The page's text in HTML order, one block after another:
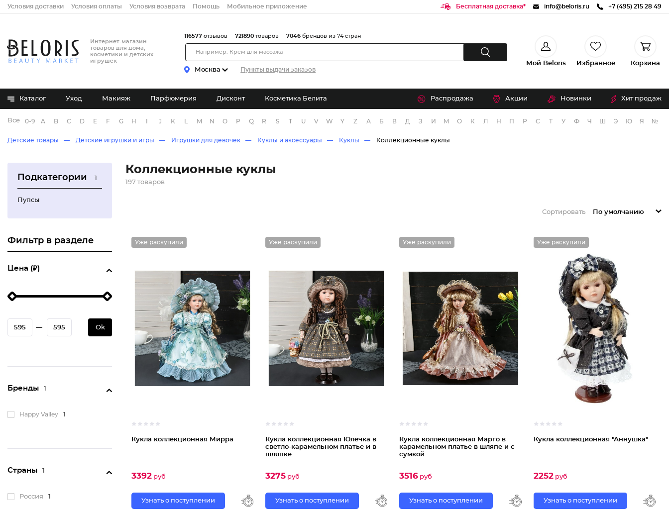
Условия доставки Условия оплаты Условия возврата Помощь Мобильное приложение Бесплатная доставка* info@beloris.ru +7 (495) 215 28 49
Интернет-магазин
товаров для дома,
косметики и детских
игрушек
Москва Пункты выдачи заказов
116577 отзывов 721890 товаров 7046 брендов из 74 стран
Мой Beloris Избранное Корзина
Каталог Уход Макияж Парфюмерия Дисконт Косметика Белита Распродажа Акции Новинки Хит продаж
Все бренды
0-9 A B C D E F G H J K M N O P Q R S T U V W Y Z А Б В Д З И М О К Л Н П Р С Т У Ф Ч Э Ю Я №
Детские товары Детские игрушки и игры Игрушки для девочек Куклы и аксессуары Куклы Коллекционные куклы
Подкатегории 1
Пупсы
Фильтр в разделе
Цена (₽)
— Ok
Бренды 1
Happy Valley 1
Страны 1
Россия 1
Коллекционные куклы
197 товаров
Сортировать По умолчанию
Уже раскупили
Кукла коллекционная Мирра
3392руб
Узнать о поступлении
Уже раскупили
Кукла коллекционная Юлечка в
светло-карамельном платье и в
шляпке
3275руб
Узнать о поступлении
Уже раскупили
Кукла коллекционная Марго в
карамельном платье в шляпе и с
сумкой
3516 руб
Узнать о поступлении
Уже раскупили
Кукла коллекционная "Аннушка"
2252руб
Узнать о поступлении